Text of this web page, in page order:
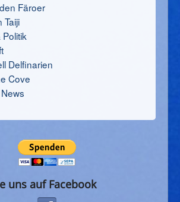
Färoer
Taiji
Delfinarien
Cove
uns auf Facebook